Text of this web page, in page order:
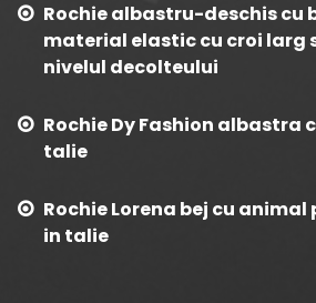
Rochie albastru-deschis cu
material elastic cu croi larg
nivelul decolteului
Rochie Dy Fashion albastra
talie
Rochie Lorena bej cu animal
in talie